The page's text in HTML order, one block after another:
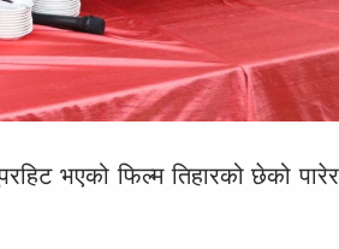
भएको फिल्म तिहारको छेको पारेर